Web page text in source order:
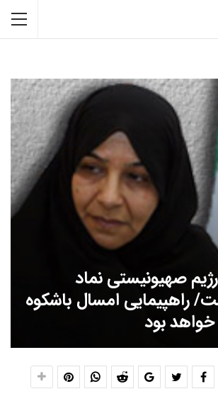
صهیونیستی نماد
راهپیمایی امسال باشکوه
خواهد بود